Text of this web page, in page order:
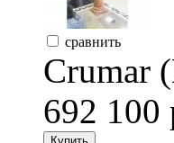
сравнить
Crumar
692 100